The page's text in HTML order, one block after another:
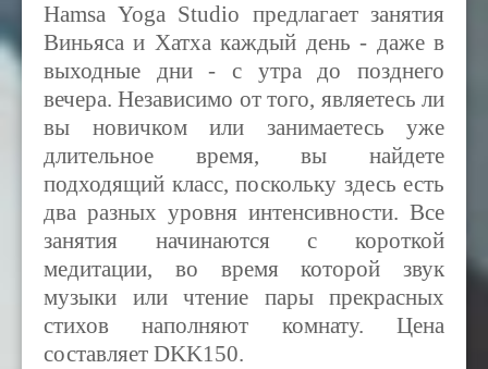
Hamsa Yoga Studio предлагает занятия
Виньяса и Хатха каждый день - даже в
выходные дни - с утра до позднего
вечера. Независимо от того, являетесь ли
вы новичком или занимаетесь уже
длительное время, вы найдете
подходящий класс, поскольку здесь есть
два разных уровня интенсивности. Все
занятия начинаются с короткой
медитации, во время которой звук
музыки или чтение пары прекрасных
стихов наполняют комнату. Цена
составляет DKK150.